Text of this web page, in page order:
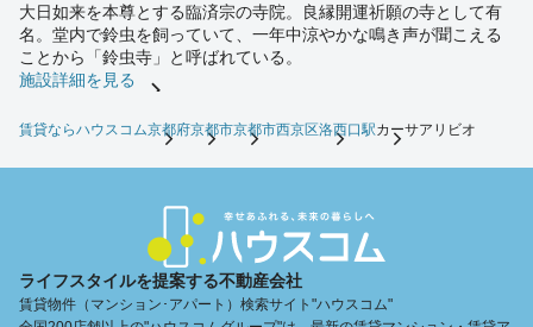
大日如来を本尊とする臨済宗の寺院。良縁開運祈願の寺として有
名。堂内で鈴虫を飼っていて、一年中涼やかな鳴き声が聞こえる
ことから「鈴虫寺」と呼ばれている。
施設詳細を見る
賃貸ならハウスコム京都府京都市京都市西京区洛西口駅カーサアリビオ
ライフスタイルを提案する不動産会社
賃貸物件（マンション･アパート）検索サイト"ハウスコム"